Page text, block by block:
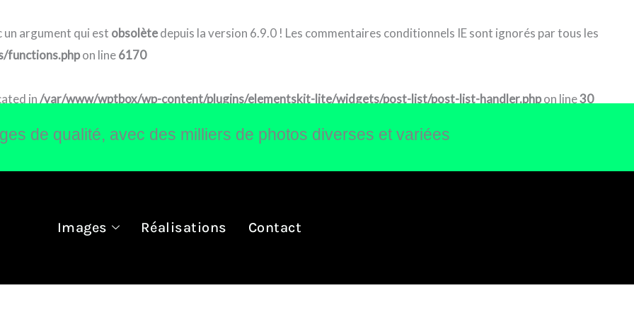
un argument qui est obsolètedepuis la version 6.9.0 ! Les commentaires conditionnels IE sont ignorés par tous les
functions.phpon line6170
in/var/www/wptbox/wp-content/plugins/elementskit-lite/widgets/post-list/post-list-handler.phpon line30
de qualité, avec des milliers de photos diverses et variées
Images Réalisations Contact